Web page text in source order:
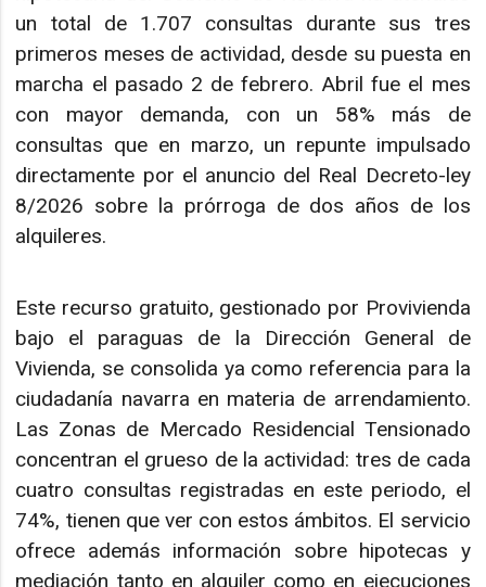
un total de 1.707 consultas durante sus tres
primeros meses de actividad, desde su puesta en
marcha el pasado 2 de febrero. Abril fue el mes
con mayor demanda, con un 58% más de
consultas que en marzo, un repunte impulsado
directamente por el anuncio del Real Decreto-ley
8/2026 sobre la prórroga de dos años de los
alquileres.
Este recurso gratuito, gestionado por Provivienda
bajo el paraguas de la Dirección General de
Vivienda, se consolida ya como referencia para la
ciudadanía navarra en materia de arrendamiento.
Las Zonas de Mercado Residencial Tensionado
concentran el grueso de la actividad: tres de cada
cuatro consultas registradas en este periodo, el
74%, tienen que ver con estos ámbitos. El servicio
ofrece además información sobre hipotecas y
mediación tanto en alquiler como en ejecuciones